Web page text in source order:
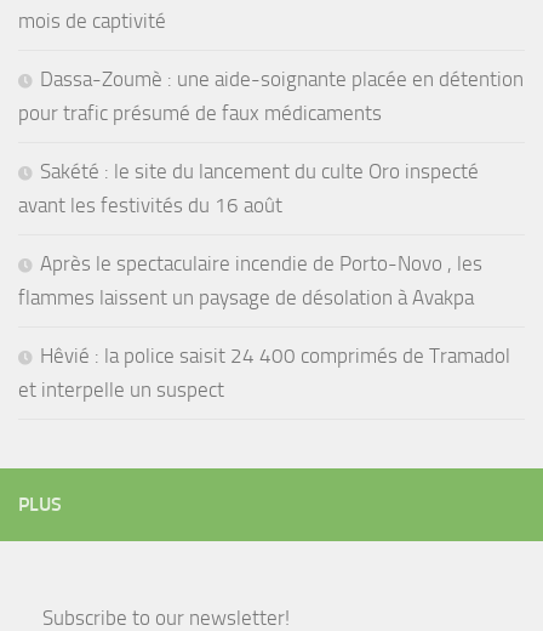
mois de captivité
Dassa-Zoumè : une aide-soignante placée en détention
pour trafic présumé de faux médicaments
Sakété : le site du lancement du culte Oro inspecté
avant les festivités du 16 août
Après le spectaculaire incendie de Porto-Novo , les
flammes laissent un paysage de désolation à Avakpa
Hêvié : la police saisit 24 400 comprimés de Tramadol
et interpelle un suspect
PLUS
Subscribe to our newsletter!